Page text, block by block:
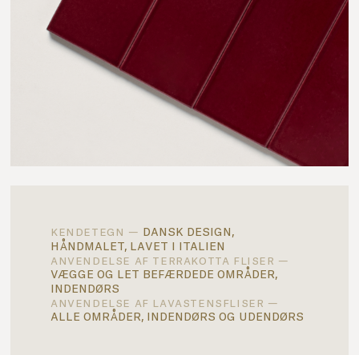
kendetegn —
dansk design,
håndmalet, lavet i italien
anvendelse af terrakotta fliser —
vægge og let befærdede områder,
indendørs
anvendelse af lavastensfliser —
alle områder, indendørs og udendørs